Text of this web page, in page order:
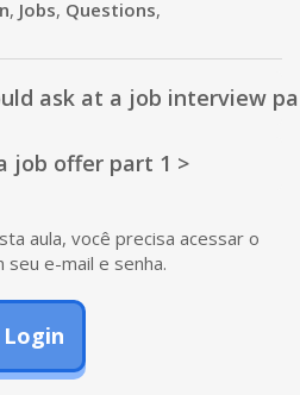
, Jobs, Questions,
ask at a job interview
job offer part 1 >
aula, você precisa acessar o
seu e-mail e senha.
Login